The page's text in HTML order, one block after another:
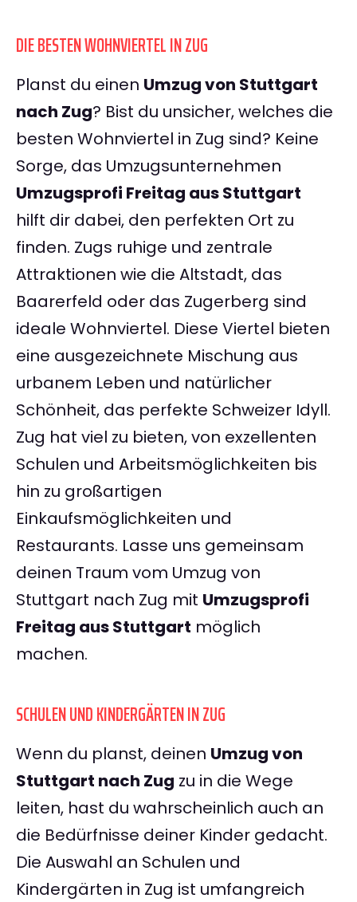
DIE BESTEN WOHNVIERTEL IN ZUG
Planst du einen Umzug von Stuttgart
nach Zug? Bist du unsicher, welches die
besten Wohnviertel in Zug sind? Keine
Sorge, das Umzugsunternehmen
Umzugsprofi Freitag aus Stuttgart
hilft dir dabei, den perfekten Ort zu
finden. Zugs ruhige und zentrale
Attraktionen wie die Altstadt, das
Baarerfeld oder das Zugerberg sind
ideale Wohnviertel. Diese Viertel bieten
eine ausgezeichnete Mischung aus
urbanem Leben und natürlicher
Schönheit, das perfekte Schweizer Idyll.
Zug hat viel zu bieten, von exzellenten
Schulen und Arbeitsmöglichkeiten bis
hin zu großartigen
Einkaufsmöglichkeiten und
Restaurants. Lasse uns gemeinsam
deinen Traum vom Umzug von
Stuttgart nach Zug mit Umzugsprofi
Freitag aus Stuttgart möglich
machen.
SCHULEN UND KINDERGÄRTEN IN ZUG
Wenn du planst, deinen Umzug von
Stuttgart nach Zug zu in die Wege
leiten, hast du wahrscheinlich auch an
die Bedürfnisse deiner Kinder gedacht.
Die Auswahl an Schulen und
Kindergärten in Zug ist umfangreich